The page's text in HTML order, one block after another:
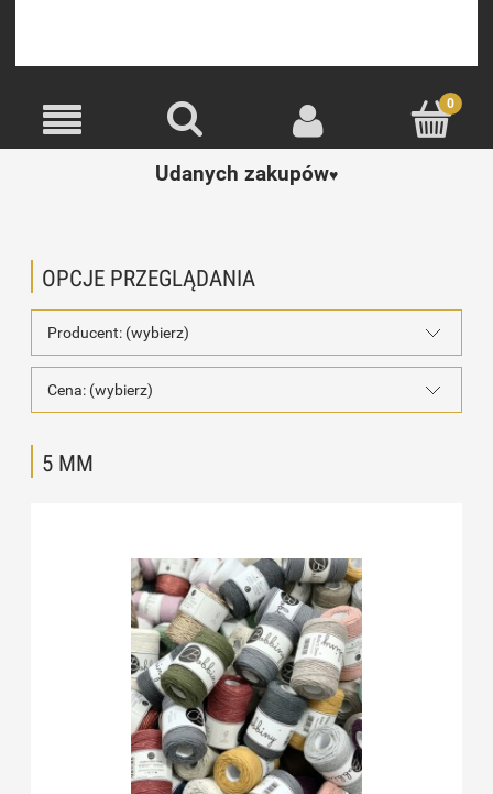
Udanych zakupów♥️
OPCJE PRZEGLĄDANIA
Producent: (wybierz)
Cena: (wybierz)
5 MM